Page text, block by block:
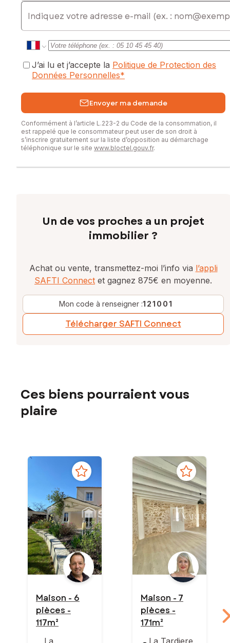
E-mail
J’ai lu et j’accepte la Politique de Protection des
Données Personnelles*
Envoyer ma demande
Conformément à l’article L.223-2 du Code de la consommation, il
est rappelé que le consommateur peut user de son droit à
s’inscrire gratuitement sur la liste d’opposition au démarchage
téléphonique sur le site www.bloctel.gouv.fr.
Un de vos proches a un projet
immobilier ?
Achat ou vente, transmettez-moi l’info via l’appli
SAFTI Connect et gagnez 875€ en moyenne.
Mon code à renseigner :121001
Télécharger SAFTI Connect
Ces biens pourraient vous
plaire
Maison - 6
pièces -
117m²
La
Maison - 7
pièces -
171m²
La Tardiere